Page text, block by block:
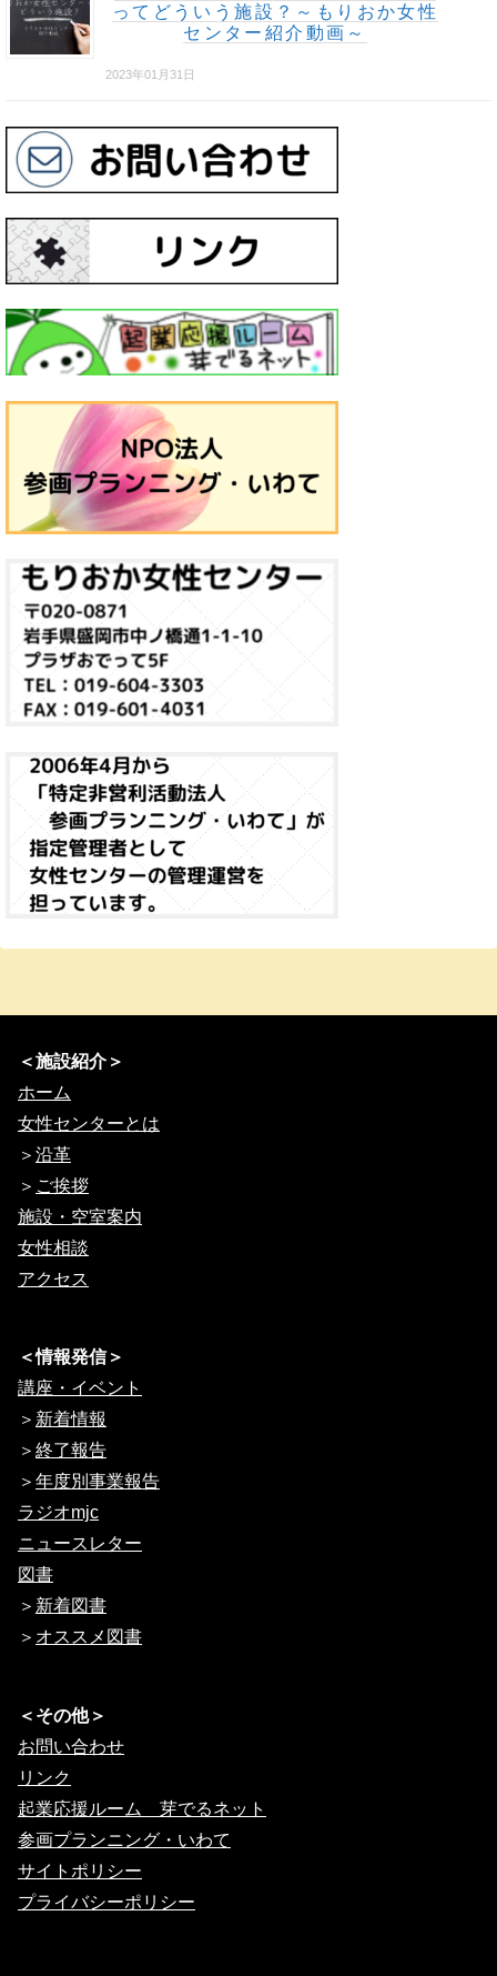
ってどういう施設？～もりおか女性
センター紹介動画～
2023年01月31日
＜施設紹介＞
ホーム
女性センターとは
＞ 沿革
＞ ご挨拶
施設・空室案内
女性相談
アクセス
＜情報発信＞
講座・イベント
＞ 新着情報
＞ 終了報告
＞ 年度別事業報告
ラジオmjc
ニュースレター
図書
＞ 新着図書
＞ オススメ図書
＜その他＞
お問い合わせ
リンク
起業応援ルーム 芽でるネット
参画プランニング・いわて
サイトポリシー
プライバシーポリシー